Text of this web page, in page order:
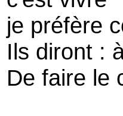
je préfère
Ils diront :
De faire le